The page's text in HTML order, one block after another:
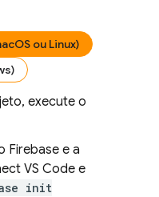
ou Linux)
execute o
Firebase e a
VS Code e
init